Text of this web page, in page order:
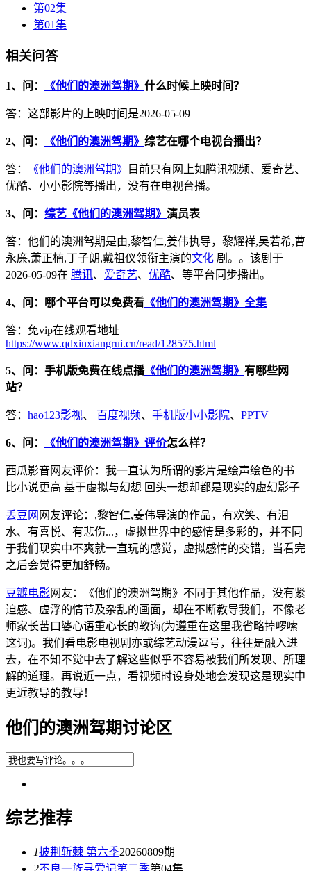
第02集
第01集
相关问答
1、问： 《他们的澳洲驾期》 什么时候上映时间？
答：这部影片的上映时间是2026-05-09
2、问： 《他们的澳洲驾期》 综艺在哪个电视台播出？
答： 《他们的澳洲驾期》
目前只有网上如腾讯视频、爱奇艺、
优酷、小小影院等播出，没有在电视台播。
3、问： 综艺《他们的澳洲驾期》 演员表
答：他们的澳洲驾期是由,黎智仁,姜伟执导，黎耀祥,吴若希,曹
永廉,萧正楠,丁子朗,戴祖仪领衔主演的文化 剧。。该剧于
2026-05-09在 腾讯、 爱奇艺、 优酷、等平台同步播出。
4、问：哪个平台可以免费看 《他们的澳洲驾期》全集
答：免vip在线观看地址
https://www.qdxinxiangrui.cn/read/128575.html
5、问：手机版免费在线点播《他们的澳洲驾期》 有哪些网
站？
答： hao123影视、 百度视频、 手机版小小影院、 PPTV
6、问： 《他们的澳洲驾期》评价怎么样？
西瓜影音网友评价：我一直认为所谓的影片是绘声绘色的书
比小说更高 基于虚拟与幻想 回头一想却都是现实的虚幻影子
丢豆网 网友评论：,黎智仁,姜伟导演的作品，有欢笑、有泪
水、有喜悦、有悲伤...，虚拟世界中的感情是多彩的，并不同
于我们现实中不爽就一直玩的感觉，虚拟感情的交错，当看完
之后会觉得更加舒畅。
豆瓣电影网友：《他们的澳洲驾期》不同于其他作品，没有紧
迫感、虚浮的情节及杂乱的画面，却在不断教导我们，不像老
师家长苦口婆心语重心长的教诲(为遵重在这里我省略掉啰嗦
这词)。我们看电影电视剧亦或综艺动漫逗号，往往是融入进
去，在不知不觉中去了解这些似乎不容易被我们所发现、所理
解的道理。再说近一点，看视频时设身处地会发现这是现实中
更近教导的教导！
他们的澳洲驾期讨论区
综艺推荐
1披荆斩棘 第六季20260809期
2不良一族寻爱记第二季第04集